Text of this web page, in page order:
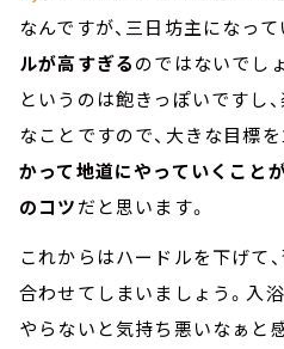
なんですが、三日坊主になって
ルが高すぎるのではないでし
というのは飽きっぽいですし
なことですので、大きな目標を
かって地道にやっていくこと
のコツだと思います。
これからはハードルを下げて
合わせてしまいましょう。入
やらないと気持ち悪いなぁと